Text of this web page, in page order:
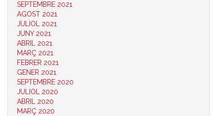
SEPTEMBRE 2021
AGOST 2021
JULIOL 2021
JUNY 2021
ABRIL 2021
MARÇ 2021
FEBRER 2021
GENER 2021
SEPTEMBRE 2020
JULIOL 2020
ABRIL 2020
MARÇ 2020